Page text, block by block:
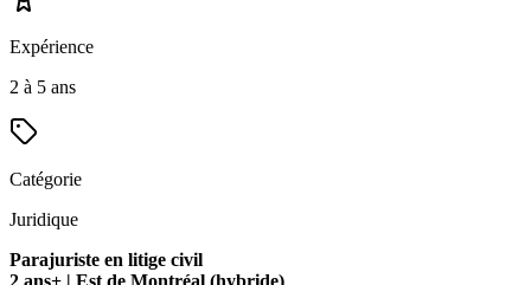
Expérience
2 à 5 ans
Catégorie
Juridique
Parajuriste en litige civil